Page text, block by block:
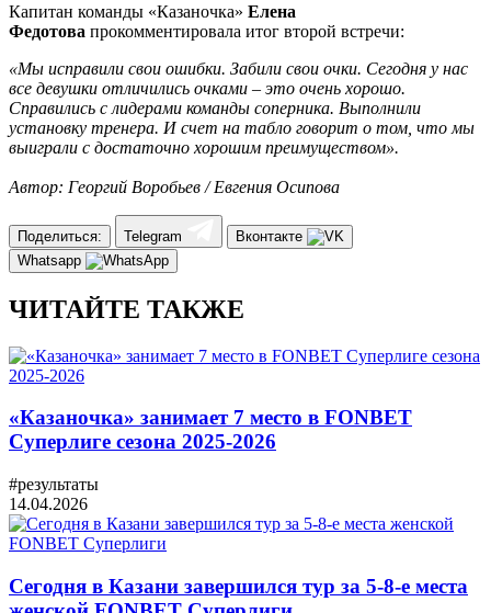
Капитан команды «Казаночка» Елена
Федотова прокомментировала итог второй встречи:
«Мы исправили свои ошибки. Забили свои очки. Сегодня у нас
все девушки отличились очками – это очень хорошо.
Справились с лидерами команды соперника. Выполнили
установку тренера. И счет на табло говорит о том, что мы
выиграли с достаточно хорошим преимуществом».
Автор: Георгий Воробьев / Евгения Осипова
Поделиться: Telegram
Вконтакте
Whatsapp
ЧИТАЙТЕ ТАКЖЕ
«Казаночка» занимает 7 место в FONBET
Суперлиге сезона 2025-2026
#результаты
14.04.2026
Сегодня в Казани завершился тур за 5-8-е места